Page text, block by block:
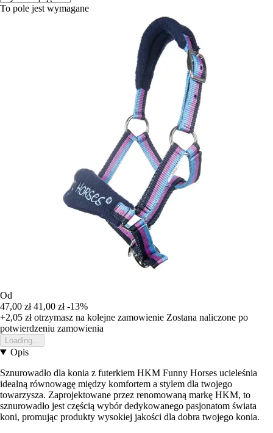
To pole jest wymagane
Od
47,00 zł 41,00 zł -13%
+2,05 złotrzymasz na kolejne zamowienie Zostana naliczone po
potwierdzeniu zamowienia
Loading...
Opis
Sznurowadło dla konia z futerkiem HKM Funny Horses ucieleśnia
idealną równowagę między komfortem a stylem dla twojego
towarzysza. Zaprojektowane przez renomowaną markę HKM, to
sznurowadło jest częścią wybór dedykowanego pasjonatom świata
koni, promując produkty wysokiej jakości dla dobra twojego konia.